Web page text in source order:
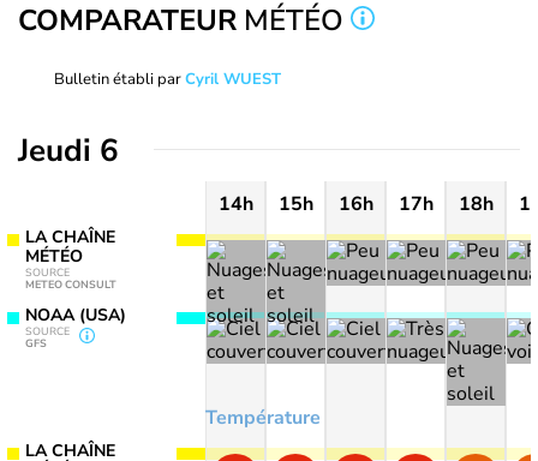
COMPARATEUR MÉTÉO
Bulletin établi parCyril WUEST
Jeudi 6
LA CHAÎNE
MÉTÉO
SOURCE
METEO CONSULT
NOAA (USA)
SOURCE
GFS
LA CHAÎNE
14h 15h 16h 17h 18h
Température